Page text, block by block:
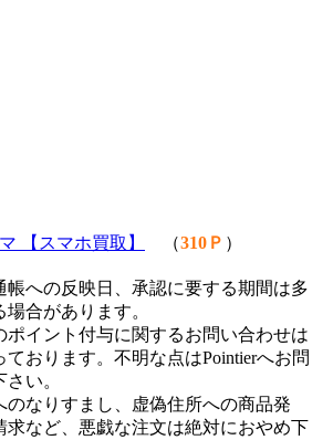
【スマホ買取】 （310Ｐ ）
帳への反映日、承認に要する期間は多
場合があります。
ポイント付与に関するお問い合わせは
ております。不明な点はPointierへお問
い。
のなりすまし、虚偽住所への商品発
求など、悪戯な注文は絶対におやめ下